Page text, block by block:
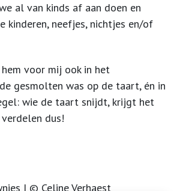
al van kinds af aan doen en
kinderen, neefjes, nichtjes en/of
voor mij ook in het
gesmolten was op de taart, én in
wie de taart snijdt, krijgt het
dus!
| © Celine Verhaest